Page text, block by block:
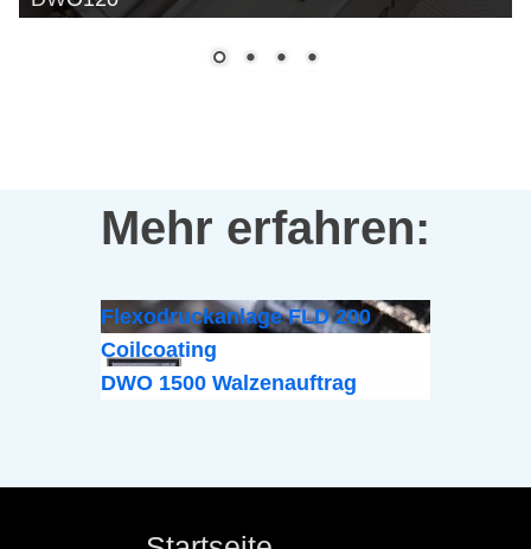
Mehr erfahren:
Flexodruckanlage FLD 200
Coilcoating
DWO 1500 Walzenauftrag